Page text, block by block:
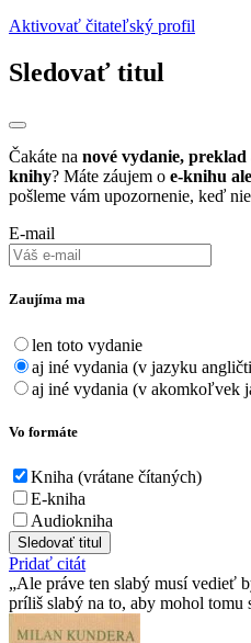
Aktivovať čitateľský profil
Sledovať titul
Čakáte na nové vydanie,
knihy? Máte záujem o e-knihu
pošleme vám upozornenie, keď
E-mail
Zaujíma ma
len toto vydanie
aj iné vydania (v jazyku
aj iné vydania (v akomkoľvek
Vo formáte
Kniha (vrátane čítaných)
E-kniha
Audiokniha
Sledovať titul
Pridať citát
Ale práve ten slabý musí­ vedieť
prí­liš slabý na to, aby mohol